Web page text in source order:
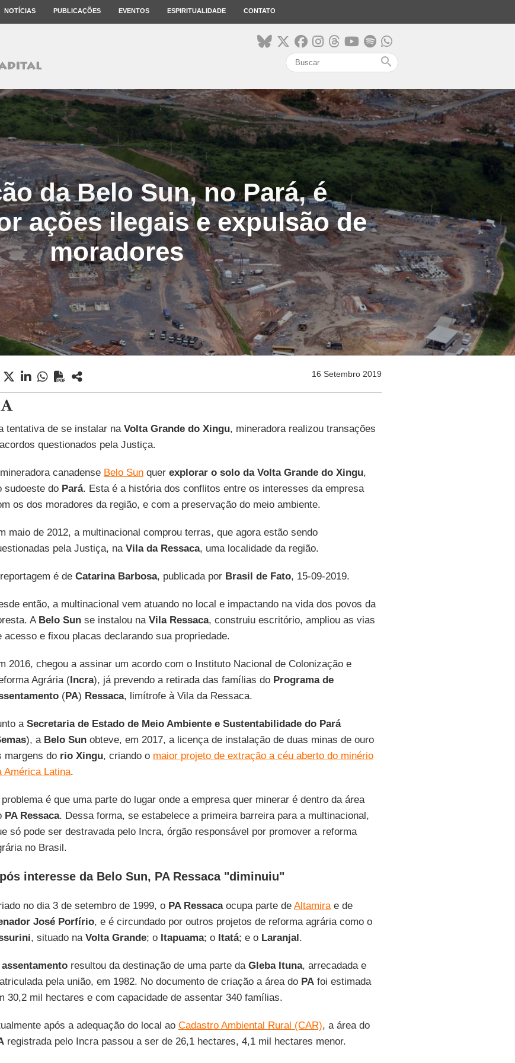
NOTÍCIAS PUBLICAÇÕES EVENTOS ESPIRITUALIDADE CONTATO
search
da Belo Sun, no Pará, é
ações ilegais e expulsão de
moradores
16 Setembro 2019
tentativa de se instalar na Volta Grande do Xingu, mineradora realizou transações
questionados pela Justiça.
canadense Belo Sunquer explorar o solo da Volta Grande do Xingu,
sudoeste do Pará. Esta é a história dos conflitos entre os interesses da empresa
os dos moradores da região, e com a preservação do meio ambiente.
maio de 2012, a multinacional comprou terras, que agora estão sendo
pela Justiça, naVila da Ressaca, uma localidade da região.
é de Catarina Barbosa, publicada por Brasil de Fato, 15-09-2019.
então, a multinacional vem atuando no local e impactando na vida dos povos da
A Belo Sunse instalou na Vila Ressaca, construiu escritório, ampliou as vias
acesso e fixou placas declarando sua propriedade.
2016, chegou a assinar um acordo com o Instituto Nacional de Colonização e
Agrária (Incra), já prevendo a retirada das famílias do Programa de
(PA) Ressaca, limítrofe à Vila da Ressaca.
a Secretaria de Estado de Meio Ambiente e Sustentabilidade do Pará
), a Belo Sunobteve, em 2017, a licença de instalação de duas minas de ouro
margens do rio Xingu, criando o maior projeto de extração a céu aberto do minério
América Latina.
é que uma parte do lugar onde a empresa quer minerar é dentro da área
PA Ressaca. Dessa forma, se estabelece a primeira barreira para a multinacional,
só pode ser destravada pelo Incra, órgão responsável por promover a reforma
no Brasil.
interesse da Belo Sun, PA Ressaca "diminuiu"
no dia 3 de setembro de 1999, o PA Ressacaocupa parte de Altamirae de
José Porfírio, e é circundado por outros projetos de reforma agrária como o
, situado na Volta Grande; o Itapuama; o Itatá; e o Laranjal.
assentamentoresultou da destinação de uma parte da Gleba Ituna, arrecadada e
pela união, em 1982. No documento de criação a área do PAfoi estimada
30,2 mil hectares e com capacidade de assentar 340 famílias.
após a adequação do local ao Cadastro Ambiental Rural (CAR), a área do
registrada pelo Incra passou a ser de 26,1 hectares, 4,1 mil hectares menor.